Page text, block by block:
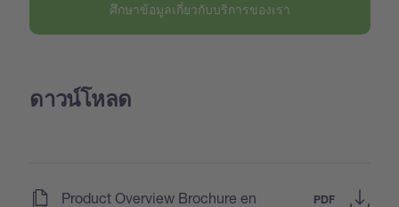
ศึกษาข้อมูลเกี่ยวกับบริการของเรา
ดาวน์โหลด
Product Overview Brochure en PDF